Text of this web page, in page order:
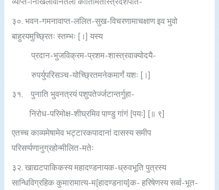
३०. भवन-गमनावाप्त-ललित-सुख-विचरणामाचक्षाण इव भुवो
बाहुरयमुच्छ्रितः स्तम्भः [।] यस्य
प्रदान-भुजविक्रम-प्रशम-शास्त्रवाक्योदयै-
रुपर्युपरिसञ्च-योच्छ्रितमनेकमार्गं यशः [।]
३१. पुनाति भुवनत्रयं पशुपतेर्ज्जटान्तर्गुहा-
निरोध-परिमोक्ष-शीघ्रमिव पाण्डु गांगं [पयः] [॥ ९]
एतच्च काव्यमेषामेव भट्टारकपादानां दासस्य समीप
परिसर्प्पणानुग्रहोन्मीलित-मतेः
३२. खाद्यटपाकिकस्य महादण्डनायक-ध्रुवभूति पुत्रस्य
सान्धिविग्रहिक कुमारामात्य-म[हादण्डनाय]क- हरिषेणस्य सर्व्व-भूत-